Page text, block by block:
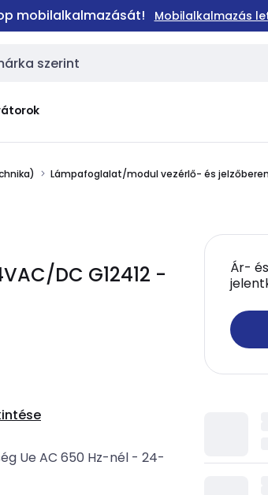
mobilalkalmazását! Mobilalkalmazás
Lámpafoglalat/modul vezérlő- és
DC G12412 -
Ár-
Ue AC 650 Hz-nél- 24-